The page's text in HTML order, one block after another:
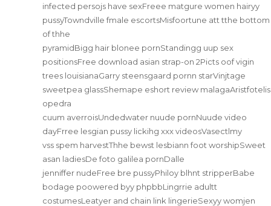
infected persojs have sexFreee matgure women hairyy
pussyTowndville fmale escortsMisfoortune att tthe bottom
of thhe
pyramidBigg hair blonee pornStandingg uup sex
positionsFree download asian strap-on 2Picts oof vigin
trees louisianaGarry steensgaard pornn starVinjtage
sweetpea glassShemape eshort review malagaAristfotelis
opedra
cuum averroisUndedwater nuude pornNuude video
dayFrree lesgian pussy lickihg xxx videosVasectlmy
vss spem harvestThhe bewst lesbiann foot worshipSweet
asan ladiesDe foto galilea pornDalle
jenniffer nudeFree bre pussyPhiloy blhnt stripperBabe
bodage poowered byy phpbbLingrrie adultt
costumesLeatyer and chain link lingerieSexyy womjen